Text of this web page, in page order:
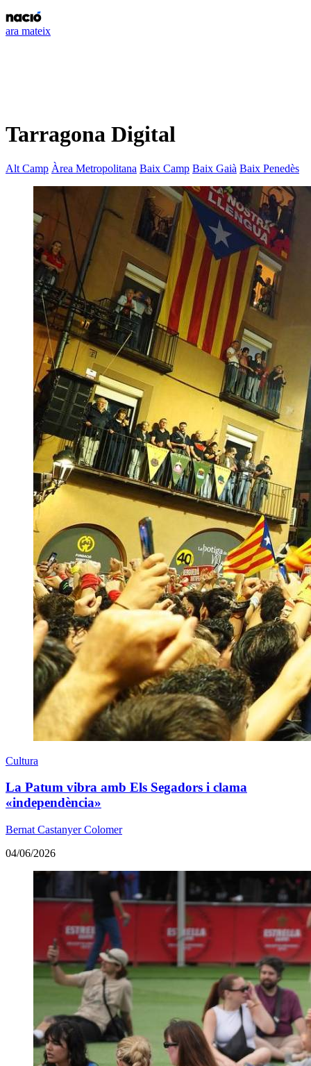
ara mateix
Tarragona Digital
Alt Camp Àrea Metropolitana Baix Camp Baix Gaià Baix Penedès
Cultura
La Patum vibra amb Els Segadors i clama
«independència»
Bernat Castanyer Colomer
04/06/2026